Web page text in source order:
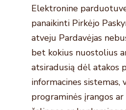
Elektronine
panaikinti Pirkėjo
atveju Pardavėjas
bet kokius nuostolius
atsiradusią dėl atakos
informacines sistemas,
programinės įrangos